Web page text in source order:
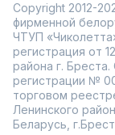
Copyright 2012-
фирменной
ЧТУП
регистрация от
района г.
регистрации №
торговом
Ленинского
Беларусь,